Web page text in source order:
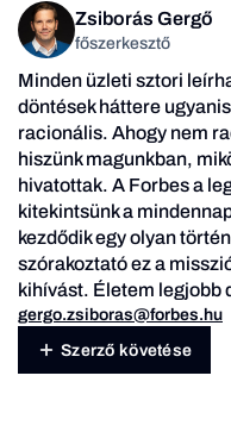
Zsiborás Gergő
főszerkesztő
Minden üzleti sztori
döntések háttere
racionális. Ahogy nem
hiszünk magunkban,
hivatottak. A Forbes a
kitekintsünk a
kezdődik egy olyan
szórakoztató ez a
kihívást. Életem legjobb
gergo.zsiboras@forbes.hu
Szerző követése